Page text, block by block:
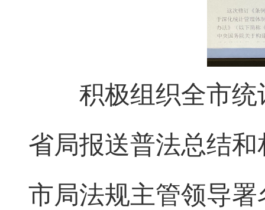
积极组织全市统
省局报送普法总结
市局法规主管领导